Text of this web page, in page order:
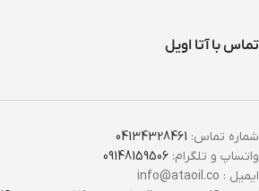
تماس با آتا اویل
شماره تماس: 04134328461
واتساپ و تلگرام: 09148159506
ایمیل : info@ataoil.co